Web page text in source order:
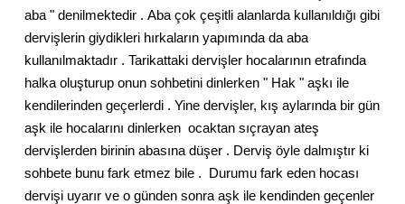
aba " denilmektedir . Aba çok çeşitli alanlarda kullanıldığı gibi
dervişlerin giydikleri hırkaların yapımında da aba
kullanılmaktadır . Tarikattaki dervişler hocalarının etrafında
halka oluşturup onun sohbetini dinlerken " Hak " aşkı ile
kendilerinden geçerlerdi . Yine dervişler, kış aylarında bir gün
aşk ile hocalarını dinlerken ocaktan sıçrayan ateş
dervişlerden birinin abasına düşer . Derviş öyle dalmıştır ki
sohbete bunu fark etmez bile . Durumu fark eden hocası
dervişi uyarır ve o günden sonra aşk ile kendinden geçenler